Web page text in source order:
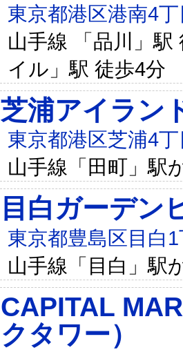
東京都港区港南4
山手線 「品川」
イル」駅 徒歩4分
芝浦アイラン
東京都港区芝浦4
山手線「田町」駅
目白ガーデン
東京都豊島区目白
山手線「目白」駅
CAPITAL
クタワー）